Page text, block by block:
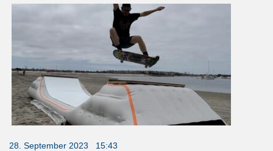
28. September 2023 15:43